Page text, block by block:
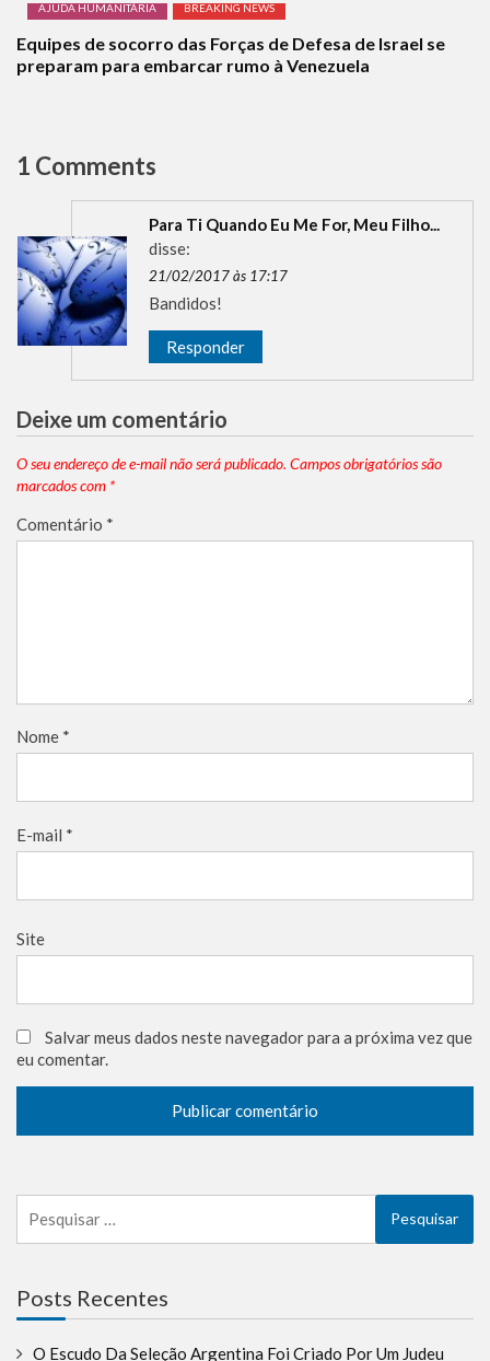
AJUDA HUMANITÁRIA BREAKING NEWS
Equipes de socorro das Forças de Defesa de Israel se
preparam para embarcar rumo à Venezuela
1 Comments
Para Ti Quando Eu Me For, Meu Filho...
disse:
21/02/2017 às 17:17
Bandidos!
Responder
Deixe um comentário
O seu endereço de e-mail não será publicado. Campos obrigatórios são
marcados com *
Comentário *
Nome *
E-mail *
Site
Salvar meus dados neste navegador para a próxima vez que
eu comentar.
por:
Posts Recentes
O Escudo Da Seleção Argentina Foi Criado Por Um Judeu